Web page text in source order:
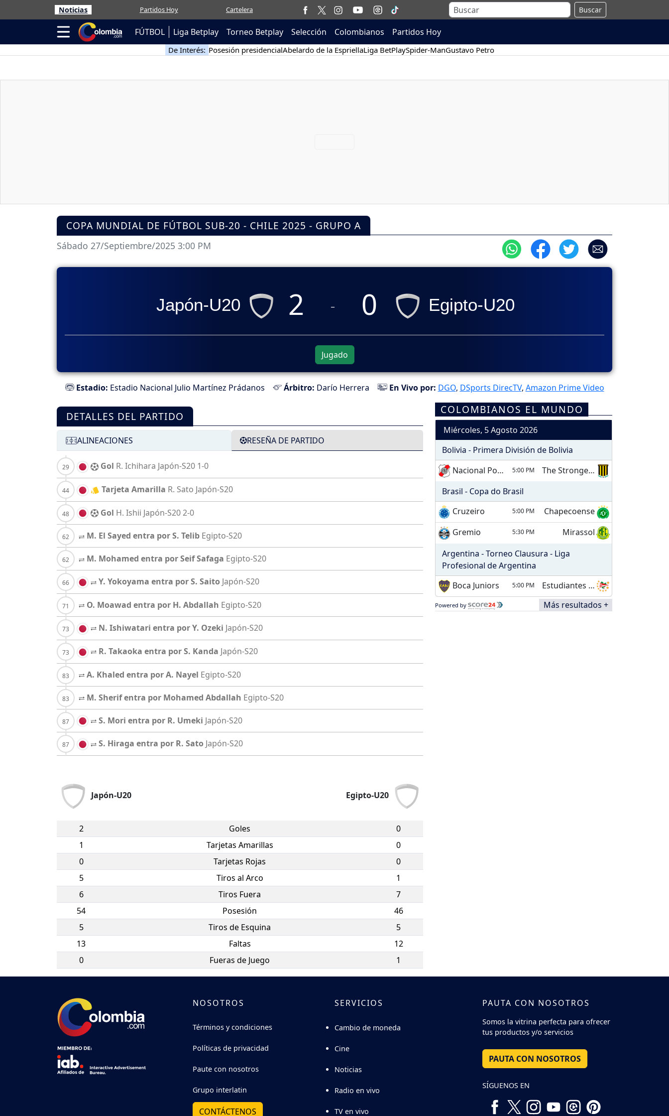
Noticias Partidos Hoy Cartelera Buscar
FÚTBOL Liga Betplay Torneo Betplay Selección Colombianos Partidos Hoy
De Interés: Posesión presidencialAbelardo de la EspriellaLiga BetPlaySpider-ManGustavo Petro
COPA MUNDIAL DE FÚTBOL SUB-20 - CHILE 2025 - GRUPO A
Sábado 27/Septiembre/2025 3:00 PM
Japón-U20 2 0 Egipto-U20
Jugado
Estadio: Estadio Nacional Julio Martínez Prádanos Árbitro: Darío Herrera En Vivo por: DGO, DSports DirecTV, Amazon Prime Video
DETALLES DEL PARTIDO
ALINEACIONES RESEÑA DE PARTIDO
Gol R. Ichihara Japón-S20 1-0
Tarjeta Amarilla R. Sato Japón-S20
Gol H. Ishii Japón-S202-0
M. El Sayed entra por S. Telib Egipto-S20
M. Mohamed entra por Seif Safaga Egipto-S20
Y. Yokoyama entra por S. Saito Japón-S20
O. Moawad entra por H. Abdallah Egipto-S20
N. Ishiwatari entra por Y. Ozeki Japón-S20
R. Takaoka entra por S. Kanda Japón-S20
A. Khaled entra por A. Nayel Egipto-S20
M. Sherif entra por Mohamed Abdallah Egipto-S20
S. Mori entra por R. Umeki Japón-S20
S. Hiraga entra por R. Sato Japón-S20
Japón-U20 Egipto-U20
2 Goles
0
1
Tarjetas Amarillas
0
0
Tarjetas Rojas
0
5
Tiros al Arco
1
6
Tiros Fuera
7
54
Posesión
46
5
Tiros de Esquina
5
13
Faltas
12
0
Fueras de Juego 1
COLOMBIANOS EL MUNDO
Miércoles, 5 Agosto 2026
Bolivia - Primera División de Bolivia
Nacional Potosí
5:00 PM
The Strongest
Brasil - Copa do Brasil
Cruzeiro
5:00 PM
Chapecoense
Gremio
5:30 PM
Mirassol
Argentina - Torneo Clausura - Liga
Profesional de Argentina
Boca Juniors
5:00 PM Estudiantes de La Plata
Powered by Más resultados +
NOSOTROS
Términos y condiciones
Políticas de privacidad
Paute con nosotros
Grupo interlatin
CONTÁCTENOS
SERVICIOS
Cambio de moneda
Cine
Noticias
Radio en vivo
TV en vivo
PAUTA CON NOSOTROS
Somos la vitrina perfecta para ofrecer
tus productos y/o servicios
PAUTA CON NOSOTROS
SÍGUENOS EN